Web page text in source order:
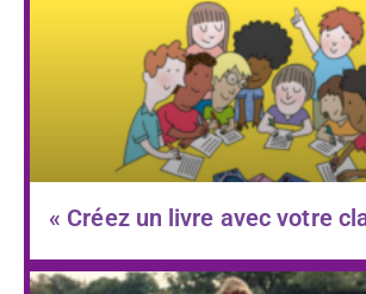
« Créez un livre avec votre